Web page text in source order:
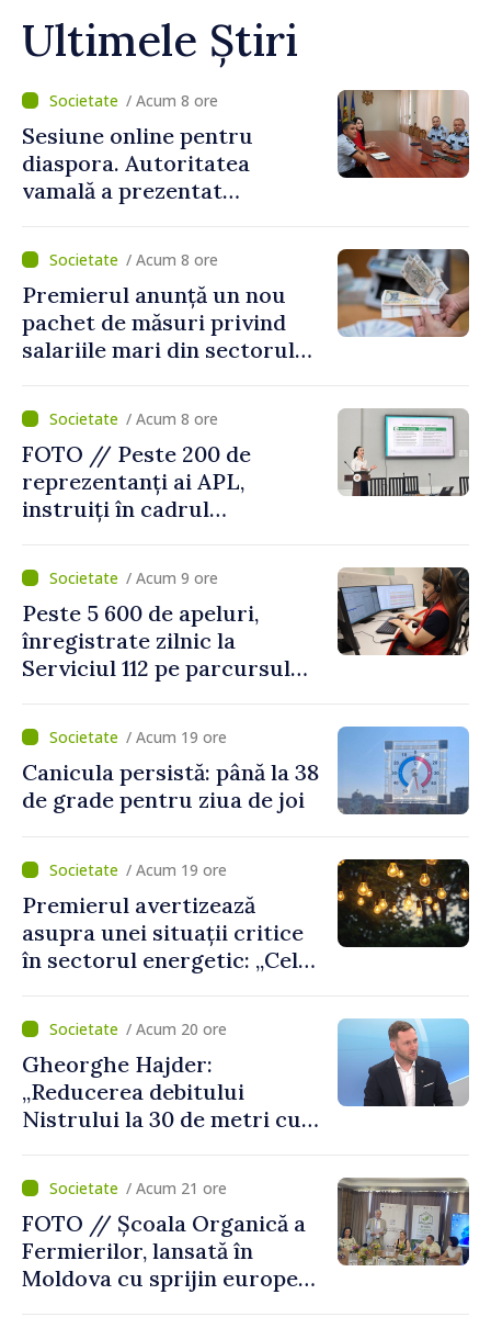
Ultimele Știri
/ Acum 8 ore
Sesiune online pentru
diaspora. Autoritatea
vamală a prezentat
revenirea în țară
/ Acum 8 ore
Premierul anunță un nou
pachet de măsuri privind
salariile mari din sectorul
/ Acum 8 ore
FOTO // Peste 200 de
reprezentanți ai APL,
instruiți în cadrul
Mediu privind aplicarea a
două regulamente din
domeniu
/ Acum 9 ore
Peste 5 600 de apeluri,
înregistrate zilnic la
Serviciul 112 pe parcursul
cetățeni au solicitat
ambulanța/ Acum 19 ore
Canicula persistă: până la 38
de grade pentru ziua de joi
/ Acum 19 ore
Premierul avertizează
asupra unei situații critice
în sectorul energetic: „Cel
putea cumpăra nici curent
de avarie”/ Acum 20 ore
Gheorghe Hajder:
„Reducerea debitului
Nistrului la 30 de metri cubi
„catastrofă naturală”
/ Acum 21 ore
FOTO // Școala Organică a
Fermierilor, lansată în
Moldova cu sprijin european